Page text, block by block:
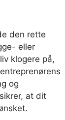
den rette
eller
klogere på,
og
at dit